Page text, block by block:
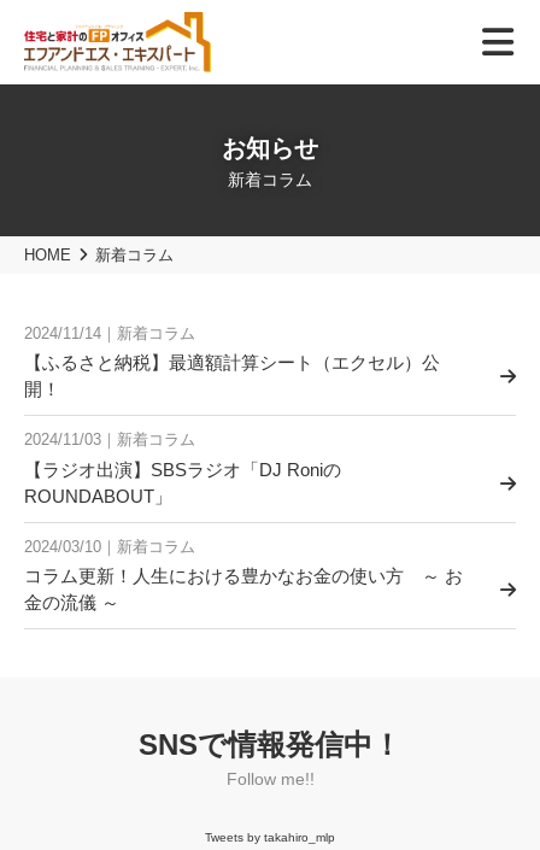
お知らせ
新着コラム
HOME 新着コラム
2024/11/14｜新着コラム
【ふるさと納税】最適額計算シート（エクセル）公
開！
2024/11/03｜新着コラム
【ラジオ出演】SBSラジオ「DJ Roniの
ROUNDABOUT」
2024/03/10｜新着コラム
コラム更新！人生における豊かなお金の使い方 ～ お
金の流儀 ～
SNSで情報発信中！
Follow me!!
Tweets by takahiro_mlp